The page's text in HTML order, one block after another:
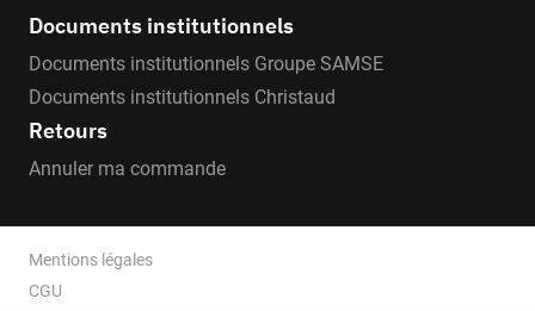
Documents institutionnels
Documents institutionnels Groupe SAMSE
Documents institutionnels Christaud
Retours
Annuler ma commande
Mentions légales
CGU